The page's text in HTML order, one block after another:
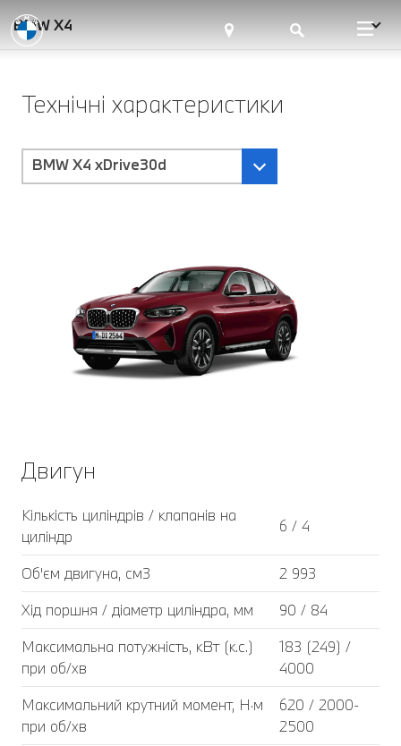
BMW X4
Технічні характеристики
BMW X4 xDrive30d
Двигун
Кількість циліндрів / клапанів на
циліндр
6 / 4
Об'єм двигуна, см3
2 993
Хід поршня / діаметр циліндра, мм
90 / 84
Максимальна потужність, кВт (к.с.)
при об/хв
183 (249) /
4000
Максимальний крутний момент, Н·м
при об/хв
620 / 2000-
2500